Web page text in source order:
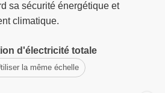
sa sécurité énergétique et
climatique.
d'électricité totale
la même échelle